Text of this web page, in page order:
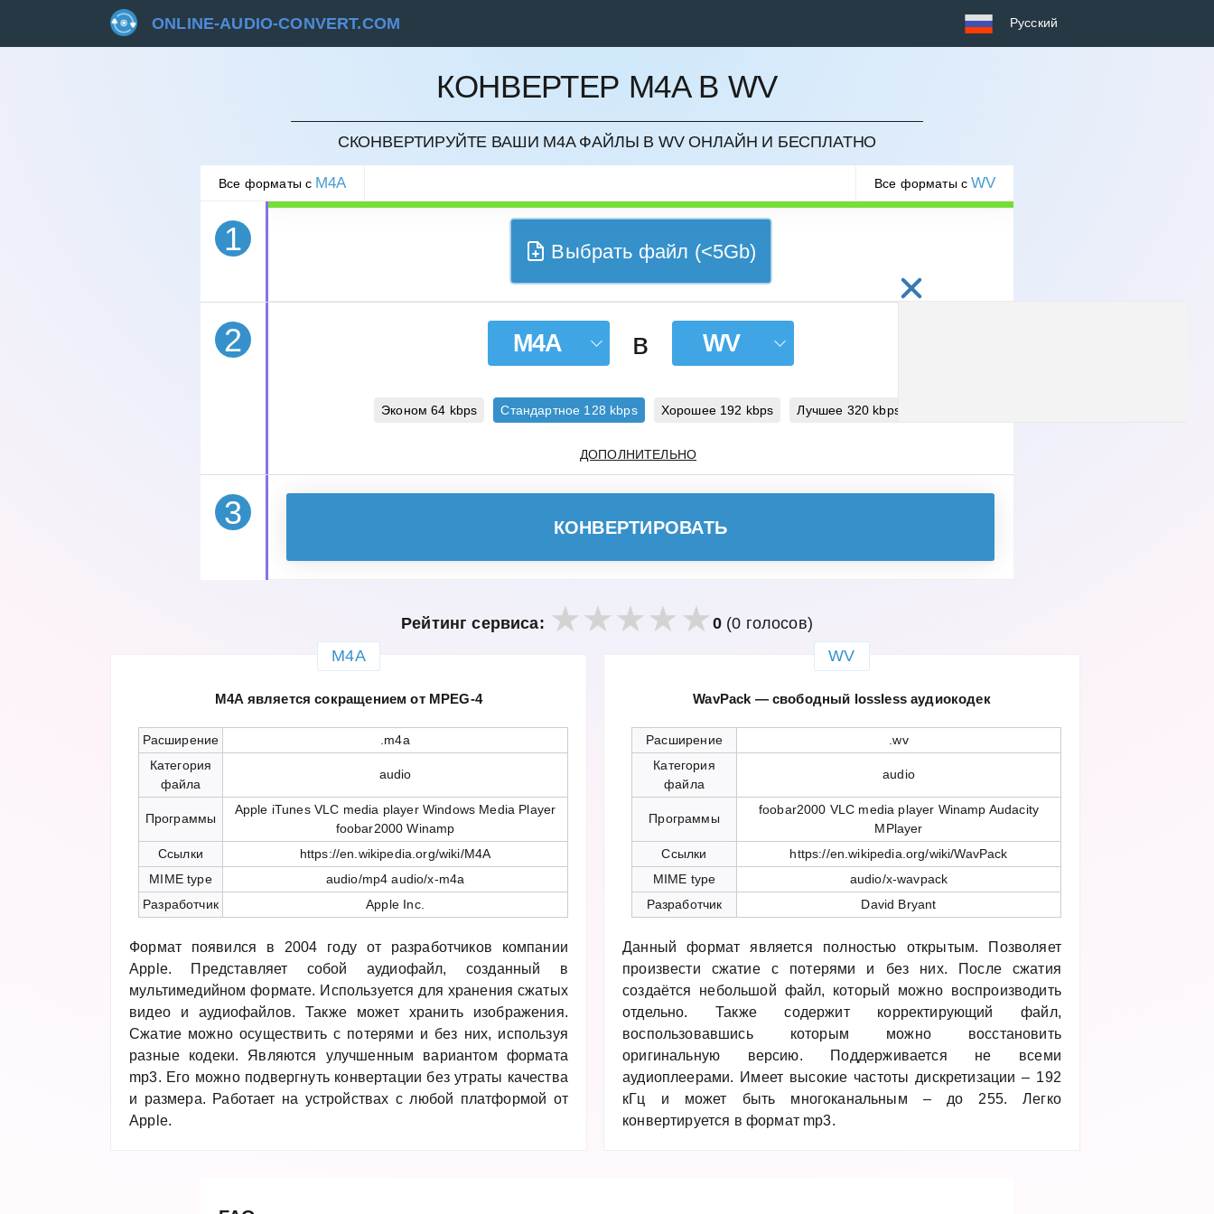
ONLINE-AUDIO-CONVERT.COM Русский
КОНВЕРТЕР M4A В WV
СКОНВЕРТИРУЙТЕ ВАШИ M4A ФАЙЛЫ В WV ОНЛАЙН И БЕСПЛАТНО
Все форматы с M4A Все форматы сWV
1
ОТМЕНИТЬ
Выбрать файл (<5Gb)
2 M4A в WV
Эконом 64 kbps Стандартное 128 kbps Хорошее192 kbps Лучшее 320 kbps
ДОПОЛНИТЕЛЬНО
3 КОНВЕРТИРОВАТЬ
Рейтинг сервиса: 0(0 голосов)
M4A
M4A является сокращением от MPEG-4
Расширение
.m4a
Категория
файла
audio
Программы
Apple iTunes VLC media player Windows Media Player
foobar2000 Winamp
Ссылки
https://en.wikipedia.org/wiki/M4A
MIME type
audio/mp4 audio/x-m4a
Разработчик
Apple Inc.
Формат появился в 2004 году от разработчиков компании
Apple. Представляет собой аудиофайл, созданный в
мультимедийном формате. Используется для хранения сжатых
видео и аудиофайлов. Также может хранить изображения.
Сжатие можно осуществить с потерями и без них, используя
разные кодеки. Являются улучшенным вариантом формата
mp3. Его можно подвергнуть конвертации без утраты качества
и размера. Работает на устройствах с любой платформой от
Apple.
WV
WavPack — свободный lossless аудиокодек
Расширение
.wv
Категория
файла
audio
Программы
foobar2000 VLC media player Winamp Audacity
MPlayer
Ссылки
https://en.wikipedia.org/wiki/WavPack
MIME type
audio/x-wavpack
Разработчик
David Bryant
Данный формат является полностью открытым. Позволяет
произвести сжатие с потерями и без них. После сжатия
создаётся небольшой файл, который можно воспроизводить
отдельно. Также содержит корректирующий файл,
воспользовавшись которым можно восстановить
оригинальную версию. Поддерживается не всеми
аудиоплеерами. Имеет высокие частоты дискретизации – 192
кГц и может быть многоканальным – до 255. Легко
конвертируется в формат mp3.